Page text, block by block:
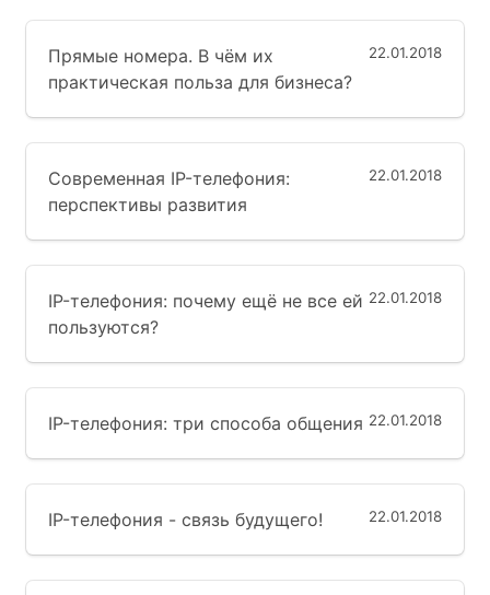
22.01.2018
Прямые номера. В чём их
практическая польза для бизнеса?
22.01.2018
Современная IP-телефония:
перспективы развития
22.01.2018
IP-телефония: почему ещё не все ей
пользуются?
22.01.2018
IP-телефония: три способа общения
22.01.2018
IP-телефония - связь будущего!